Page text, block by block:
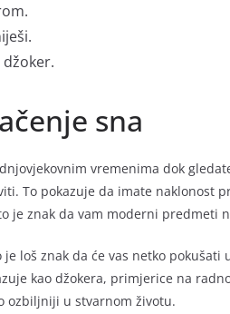
sna
vremenima dok
To pokazuje da imate naklonost
je znak da vam moderni predmeti
je loš znak da će vas netko
kao džokera, primjerice na
ozbiljniji u stvarnom životu.